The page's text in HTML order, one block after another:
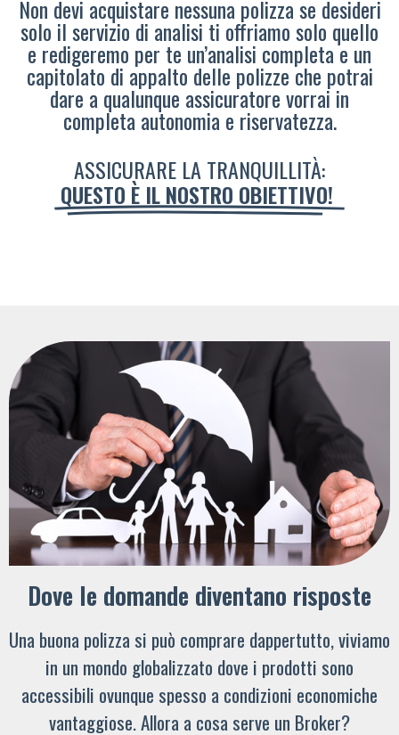
Non devi acquistare nessuna polizza se desideri
solo il servizio di analisi ti offriamo solo quello
e redigeremo per te un’analisi completa e un
capitolato di appalto delle polizze che potrai
dare a qualunque assicuratore vorrai in
completa autonomia e riservatezza.
ASSICURARE LA TRANQUILLITÀ:
QUESTO È IL NOSTRO OBIETTIVO!
Dove le domande diventano risposte
Una buona polizza si può comprare dappertutto, viviamo
in un mondo globalizzato dove i prodotti sono
accessibili ovunque spesso a condizioni economiche
vantaggiose. Allora a cosa serve un Broker?